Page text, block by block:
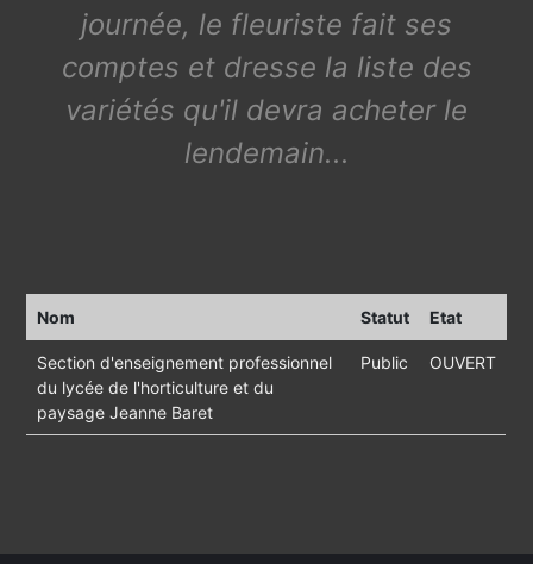
journée, le fleuriste fait ses
comptes et dresse la liste des
variétés qu'il devra acheter le
lendemain...
Nom Statut Etat
Section d'enseignement professionnel
du lycée de l'horticulture et du
paysage Jeanne Baret
Public OUVERT